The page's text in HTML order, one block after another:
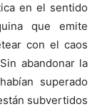
en el sentido
que emite
con el caos
abandonar la
superado
subvertidos